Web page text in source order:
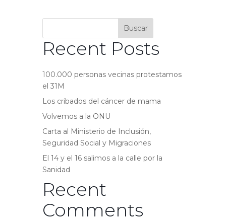
Buscar
Recent Posts
100.000 personas vecinas protestamos
el 31M
Los cribados del cáncer de mama
Volvemos a la ONU
Carta al Ministerio de Inclusión,
Seguridad Social y Migraciones
El 14 y el 16 salimos a la calle por la
Sanidad
Recent
Comments